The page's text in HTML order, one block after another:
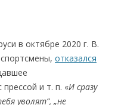
в октябре 2020 г. В.
отказался
и т. п. «И сразу
уволят“, „не